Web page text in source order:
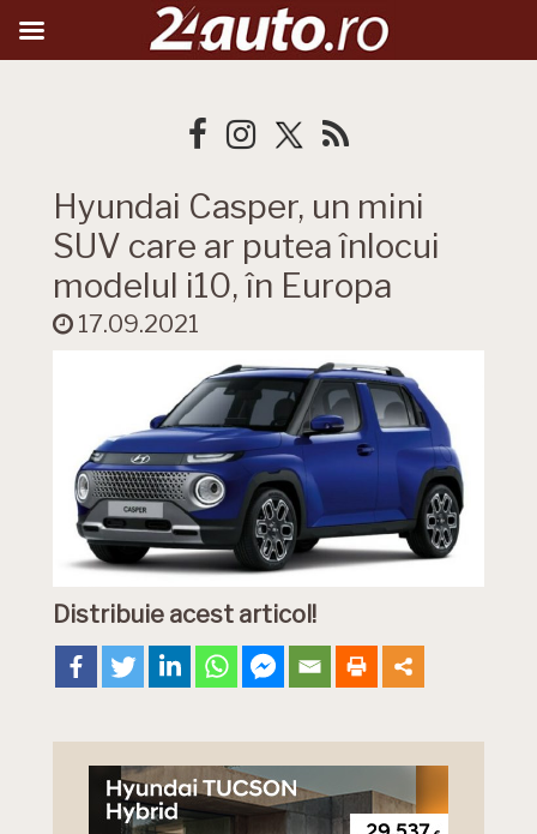
Hyundai Casper, un mini
SUV care ar putea înlocui
modelul i10, în Europa
17.09.2021
Distribuie acest articol!